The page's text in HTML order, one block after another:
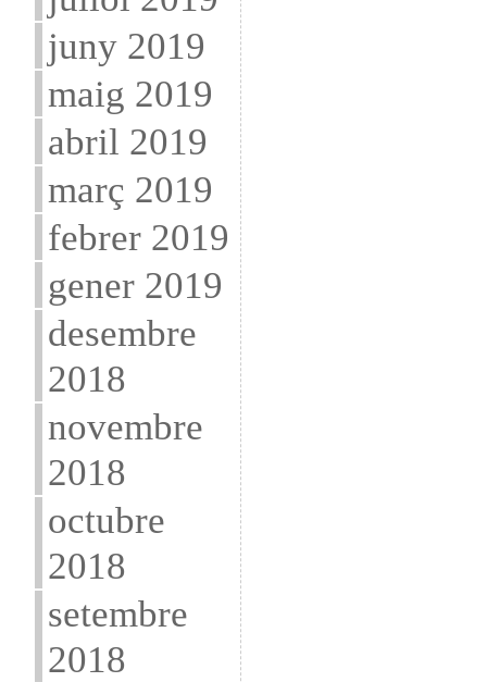
juny 2019
maig 2019
abril 2019
març 2019
febrer 2019
gener 2019
desembre
2018
novembre
2018
octubre
2018
setembre
2018